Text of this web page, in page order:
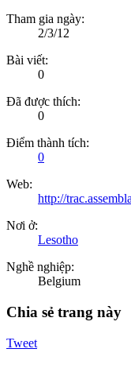
Tham gia ngày:
2/3/12
Bài viết:
0
Đã được thích:
0
Điểm thành tích:
0
Web:
http://
Nơi ở:
Lesotho
Nghề nghiệp:
Belgium
Chia sẻ trang này
Tweet